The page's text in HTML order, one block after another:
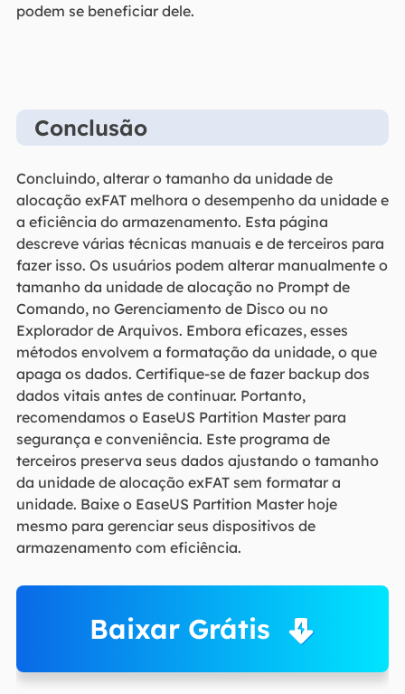
podem se beneficiar dele.
Conclusão
Concluindo, alterar o tamanho da unidade de
alocação exFAT melhora o desempenho da unidade e
a eficiência do armazenamento. Esta página
descreve várias técnicas manuais e de terceiros para
fazer isso. Os usuários podem alterar manualmente o
tamanho da unidade de alocação no Prompt de
Comando, no Gerenciamento de Disco ou no
Explorador de Arquivos. Embora eficazes, esses
métodos envolvem a formatação da unidade, o que
apaga os dados. Certifique-se de fazer backup dos
dados vitais antes de continuar. Portanto,
recomendamos o EaseUS Partition Master para
segurança e conveniência. Este programa de
terceiros preserva seus dados ajustando o tamanho
da unidade de alocação exFAT sem formatar a
unidade. Baixe o EaseUS Partition Master hoje
mesmo para gerenciar seus dispositivos de
armazenamento com eficiência.
Baixar Grátis